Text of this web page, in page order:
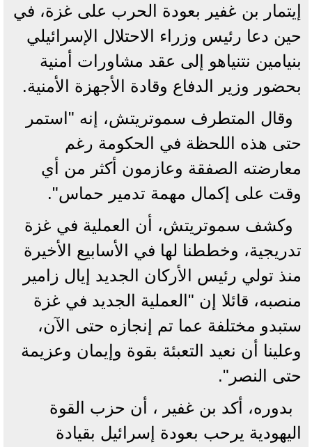
إيتمار بن غفير بعودة الحرب على غزة، في
حين دعا رئيس وزراء الاحتلال الإسرائيلي
بنيامين نتنياهو إلى عقد مشاورات أمنية
بحضور وزير الدفاع وقادة الأجهزة الأمنية.
وقال المتطرف سموتريتش، إنه "استمر
حتى هذه اللحظة في الحكومة رغم
معارضته الصفقة وعازمون أكثر من أي
وقت على إكمال مهمة تدمير حماس".
وكشف سموتريتش، أن العملية في غزة
تدريجية، وخططنا لها في الأسابيع الأخيرة
منذ تولي رئيس الأركان الجديد إيال زامير
منصبه، قائلا إن "العملية الجديد في غزة
ستبدو مختلفة عما تم إنجازه حتى الآن،
وعلينا أن نعيد التعبئة بقوة وإيمان وعزيمة
حتى النصر".
بدوره، أكد بن غفير ، أن حزب القوة
اليهودية يرحب بعودة إسرائيل بقيادة